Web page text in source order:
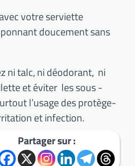
votre serviette
doucement sans
ni talc, ni déodorant, ni
et éviter les sous -
l’usage des protège-
et infection.
Partager sur :